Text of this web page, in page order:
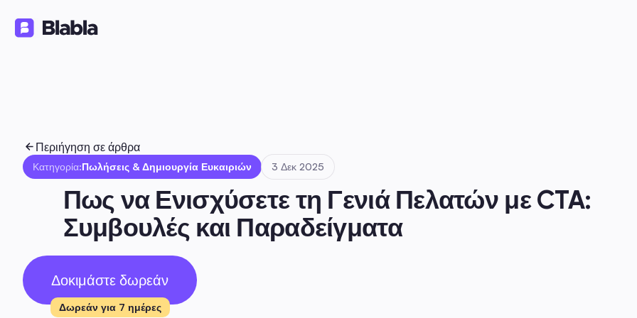
Περιήγηση σε άρθρα
Κατηγορία:Πωλήσεις & Δημιουργία Ευκαιριών 3 Δεκ 2025
Πως να Ενισχύσετε τη Γενιά Πελατών με CTA:
Συμβουλές και Παραδείγματα
Δοκιμάστε δωρεάν
Δωρεάν για 7 ημέρες